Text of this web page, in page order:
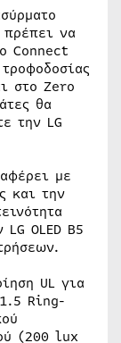
πρέπει να
Connect
στο Zero
θα
την LG
με
και την
OLED B5
UL για
Ring-
(200 lux